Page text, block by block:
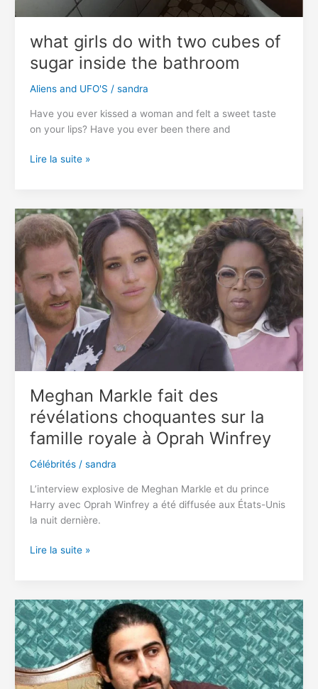
enceinte
what girls do with two cubes of
sugar inside the bathroom
Aliens and UFO'S / sandra
Have you ever kissed a woman and felt a sweet taste
on your lips? Have you ever been there and
what
two
cubes
of
inside
the
bathroom
Lire la suite »
Meghan Markle fait des
révélations choquantes sur la
famille royale à Oprah Winfrey
Célébrités/ sandra
L’interview explosive de Meghan Markle et du prince
Harry avec Oprah Winfrey a été diffusée aux États-Unis
la nuit dernière.
Meghan
révélations
choquantes
sur
la
famille
Lire la suite »